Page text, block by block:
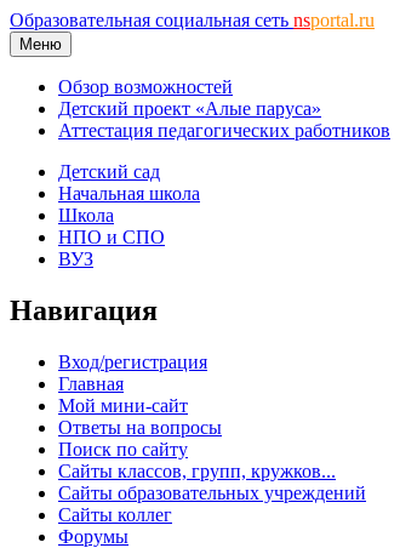
Образовательная социальная сеть nsportal.ru
Меню
Обзор возможностей
Детский проект «Алые паруса»
Аттестация педагогических работников
Детский сад
Начальная школа
Школа
НПО и СПО
ВУЗ
Навигация
Вход/регистрация
Главная
Мой мини-сайт
Ответы на вопросы
Поиск по сайту
Сайты классов, групп, кружков...
Сайты образовательных учреждений
Сайты коллег
Форумы